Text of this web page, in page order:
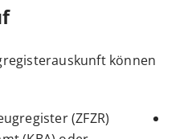
können
(ZFZR)